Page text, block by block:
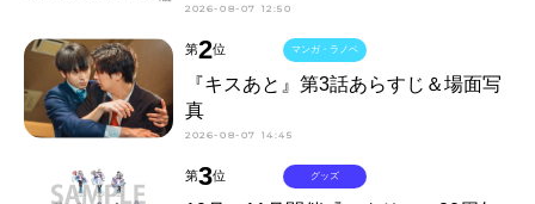
2026-08-07 12:50
第2位
『キスあと』第3話あらすじ＆場面写
真
2026-08-07 14:45
マンガ・ラノベ
第3位 グッズ